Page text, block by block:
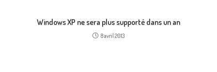
Windows XP ne sera plus supporté dans un an
8 avril 2013